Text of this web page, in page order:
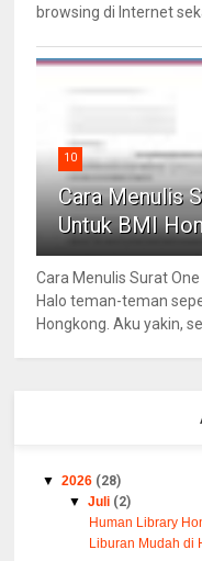
browsing di Internet
10
Cara Menulis
Untuk BMI
Cara Menulis Surat
Halo teman-teman
Hongkong. Aku yakin,
▼2026 (28)
▼Juli (2)
Human Library
Liburan Mudah di